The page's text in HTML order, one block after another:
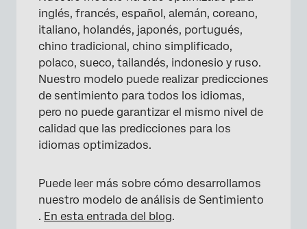
inglés, francés, español, alemán, coreano,
italiano, holandés, japonés, portugués,
chino tradicional, chino simplificado,
polaco, sueco, tailandés, indonesio y ruso.
Nuestro modelo puede realizar predicciones
de sentimiento para todos los idiomas,
pero no puede garantizar el mismo nivel de
calidad que las predicciones para los
idiomas optimizados.
Puede leer más sobre cómo desarrollamos
nuestro modelo de análisis de Sentimiento
. En esta entrada del blog.